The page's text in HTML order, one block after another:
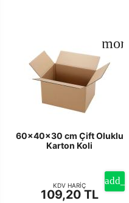
60x40x30 cm Çift Oluklu
Karton Koli
KDV HARİÇ
109,20 TL